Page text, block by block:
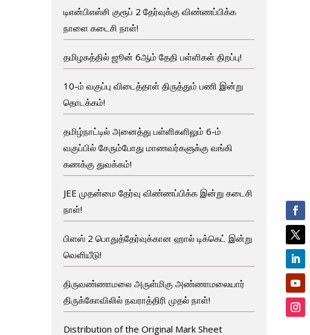
டிஎன்பிஎஸ்சி குரூப் 2 தேர்வுக்கு விண்ணப்பிக்க
நாளை கடைசி நாள்!
தமிழகத்தில் ஜூன் 6ஆம் தேதி பள்ளிகள் திறப்பு!
10-ம் வகுப்பு விடைத்தாள் திருத்தும் பணி இன்று
தொடக்கம்!
தமிழ்நாட்டில் அனைத்து பள்ளிகளிலும் 6-ம்
வகுப்பில் சேரும்போது மாணவர்களுக்கு வங்கி
கணக்கு துவக்கம்!
JEE முதன்மை தேர்வு விண்ணப்பிக்க இன்று கடைசி
நாள்!
பிளஸ் 2 பொதுத்தேர்வுக்கான ஹால் டிக்கெட் இன்று
வெளியீடு!
திருவண்ணாமலை அருள்மிகு அண்ணாமலையார்
திருக்கோவிலில் நவராத்திரி முதல் நாள்!
Distribution of the Original Mark Sheet